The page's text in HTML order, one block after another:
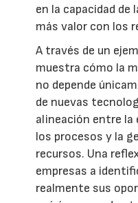
en la capacidad de
más valor con los
A través de un
muestra cómo la
no depende
de nuevas
alineación entre la
los procesos y la
recursos. Una
empresas a
realmente sus